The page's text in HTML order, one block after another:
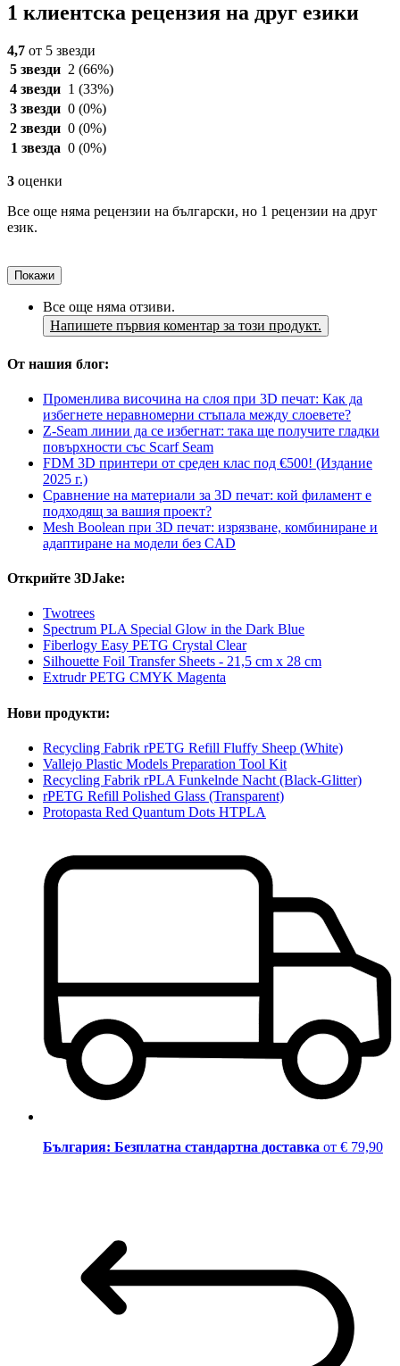
1 клиентска рецензия на друг езики
4,7 от 5 звезди
5 звезди 2 (66%)
4 звезди 1 (33%)
3 звезди 0 (0%)
2 звезди 0 (0%)
1 звезда 0 (0%)
3 оценки
Все още няма рецензии на български, но 1 рецензии на друг
език.
Покажи
Все още няма отзиви.
Напишете първия коментар за този продукт.
От нашия блог:
Променлива височина на слоя при 3D печат: Как да
избегнете неравномерни стъпала между слоевете?
Z-Seam линии да се избегнат: така ще получите гладки
повърхности със Scarf Seam
FDM 3D принтери от среден клас под €500! (Издание
2025 г.)
Сравнение на материали за 3D печат: кой филамент е
подходящ за вашия проект?
Mesh Boolean при 3D печат: изрязване, комбиниране и
адаптиране на модели без CAD
Открийте 3DJake:
Twotrees
Spectrum PLA Special Glow in the Dark Blue
Fiberlogy Easy PETG Crystal Clear
Silhouette Foil Transfer Sheets - 21,5 cm x 28 cm
Extrudr PETG CMYK Magenta
Нови продукти:
Recycling Fabrik rPETG Refill Fluffy Sheep (White)
Vallejo Plastic Models Preparation Tool Kit
Recycling Fabrik rPLA Funkelnde Nacht (Black-Glitter)
rPETG Refill Polished Glass (Transparent)
Protopasta Red Quantum Dots HTPLA
България: Безплатна стандартна доставка от € 79,90